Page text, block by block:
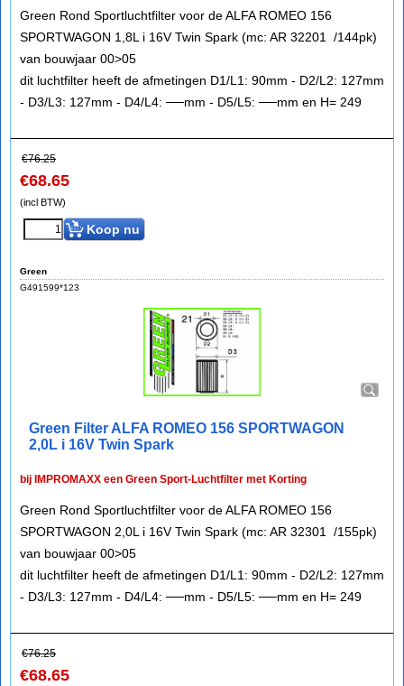
Green Rond Sportluchtfilter voor de ALFA ROMEO 156
SPORTWAGON 1,8L i 16V Twin Spark (mc: AR 32201 /144pk)
van bouwjaar 00>05
dit luchtfilter heeft de afmetingen D1/L1: 90mm - D2/L2: 127mm
- D3/L3: 127mm - D4/L4: ──mm - D5/L5: ──mm en H= 249
€76.25
€68.65
(incl BTW)
Koop nu
Green
G491599*123
Green Filter ALFA ROMEO 156 SPORTWAGON
2,0L i 16V Twin Spark
bij IMPROMAXX een Green Sport-Luchtfilter met Korting
Green Rond Sportluchtfilter voor de ALFA ROMEO 156
SPORTWAGON 2,0L i 16V Twin Spark (mc: AR 32301 /155pk)
van bouwjaar 00>05
dit luchtfilter heeft de afmetingen D1/L1: 90mm - D2/L2: 127mm
- D3/L3: 127mm - D4/L4: ──mm - D5/L5: ──mm en H= 249
€76.25
€68.65